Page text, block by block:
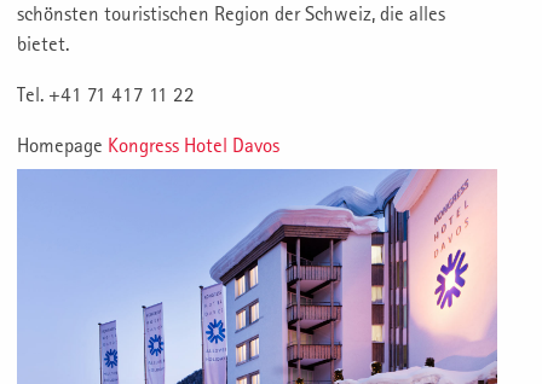
schönsten touristischen Region der Schweiz, die alles
bietet.
Tel. +41 71 417 11 22
Homepage Kongress Hotel Davos